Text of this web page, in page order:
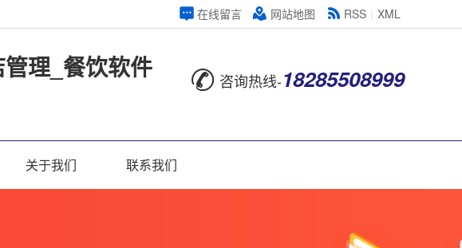
在线留言 网站地图 RSS XML
理_餐饮软件 咨询热线-18285508999
关于我们 联系我们